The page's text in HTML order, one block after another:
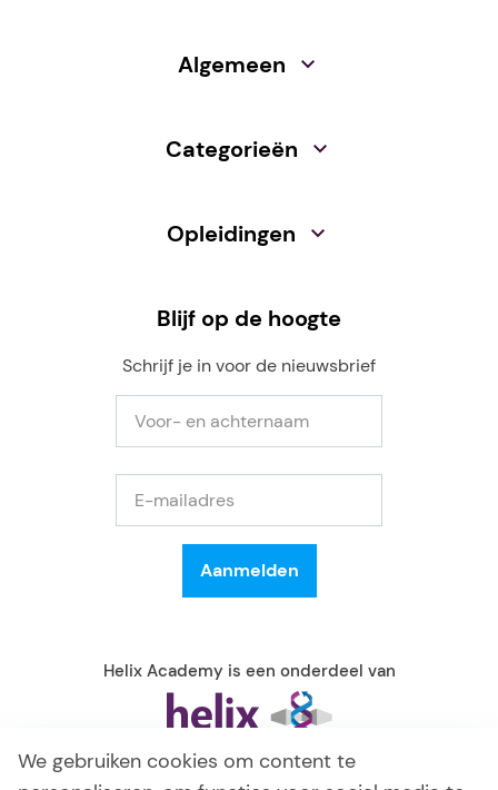
Algemeen
Categorieën
Opleidingen
Blijf op de hoogte
Schrijf je in voor de nieuwsbrief
Helix Academy is een onderdeel van
We gebruiken cookies om content te